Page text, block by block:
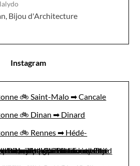
Bijou d'Architecture
Instagram